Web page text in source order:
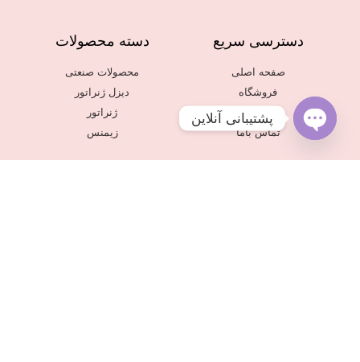
دسترسی سریع
صفحه اصلی
فروشگاه
درباره ما
تماس باما
دسته محصولات
محصولات صنعتی
دیزل ژنراتور
ژنراتور
زیمنس
پشتیبانی آنلاین